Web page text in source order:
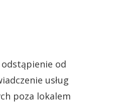
od
usług
poza lokalem